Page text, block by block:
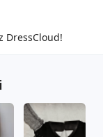
DressCloud!